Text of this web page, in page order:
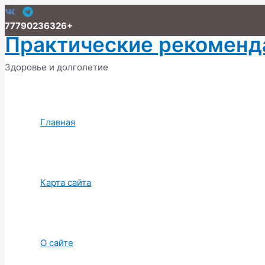
Перейти
к
содержимому
77790236326+
Практические
Здоровье и долголетие
Главная
Карта сайта
О сайте